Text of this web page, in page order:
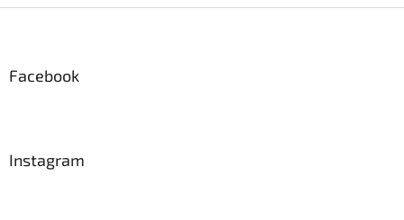
Facebook
Instagram